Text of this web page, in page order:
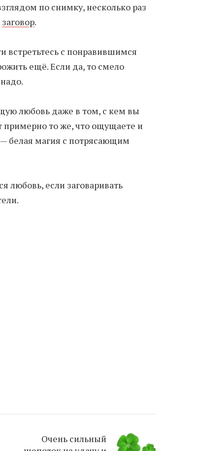
по снимку, несколько раз
заговор.
с понравившимся
ещё. Если да, то смело
любовь даже в том, с кем вы
примерно то же, что ощущаете и
белая магия с потрясающим
любовь, если заговаривать
Очень сильный